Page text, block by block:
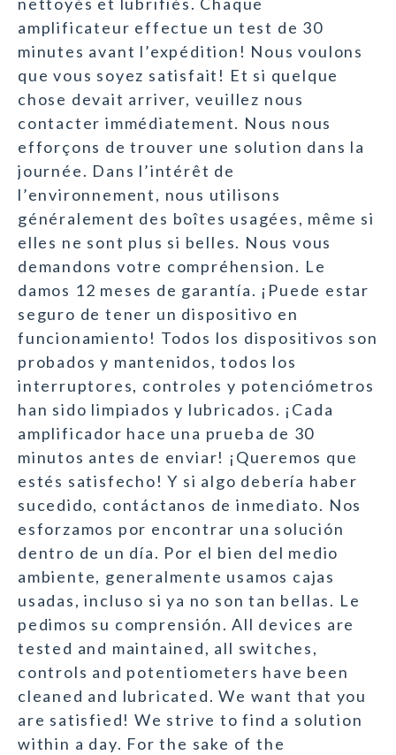
amplificateur effectue un test de 30
minutes avant l’expédition! Nous voulons
que vous soyez satisfait! Et si quelque
chose devait arriver, veuillez nous
contacter immédiatement. Nous nous
efforçons de trouver une solution dans la
journée. Dans l’intérêt de
l’environnement, nous utilisons
généralement des boîtes usagées, même si
elles ne sont plus si belles. Nous vous
demandons votre compréhension. Le
damos 12 meses de garantía. ¡Puede estar
seguro de tener un dispositivo en
funcionamiento! Todos los dispositivos son
probados y mantenidos, todos los
interruptores, controles y potenciómetros
han sido limpiados y lubricados. ¡Cada
amplificador hace una prueba de 30
minutos antes de enviar! ¡Queremos que
estés satisfecho! Y si algo debería haber
sucedido, contáctanos de inmediato. Nos
esforzamos por encontrar una solución
dentro de un día. Por el bien del medio
ambiente, generalmente usamos cajas
usadas, incluso si ya no son tan bellas. Le
pedimos su comprensión. All devices are
tested and maintained, all switches,
controls and potentiometers have been
cleaned and lubricated. We want that you
are satisfied! We strive to find a solution
within a day. For the sake of the